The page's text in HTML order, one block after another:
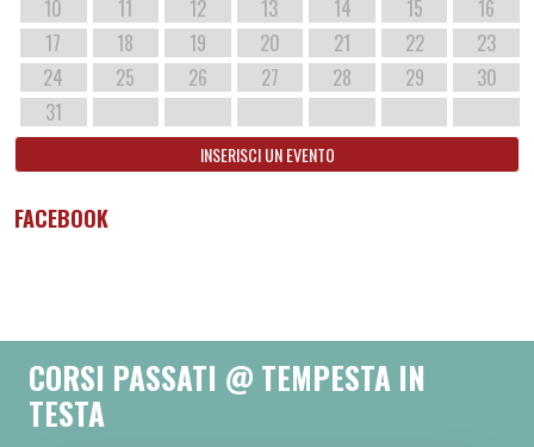
10 11 12 13 14 15
16
17
18 19 20 21 22
23
24
25 26 27 28 29
30
31
INSERISCI UN EVENTO
FACEBOOK
CORSI PASSATI @ TEMPESTA IN
TESTA